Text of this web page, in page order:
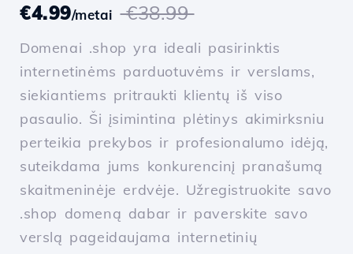
€4.99/metai €38.99
Domenai .shop yra ideali pasirinktis
internetinėms parduotuvėms ir verslams,
siekiantiems pritraukti klientų iš viso
pasaulio. Ši įsimintina plėtinys akimirksniu
perteikia prekybos ir profesionalumo idėją,
suteikdama jums konkurencinį pranašumą
skaitmeninėje erdvėje. Užregistruokite savo
.shop domeną dabar ir paverskite savo
verslą pageidaujama internetinių